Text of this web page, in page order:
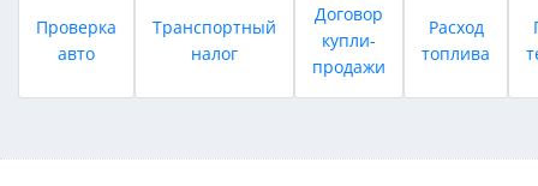
Проверка
авто
Транспортный
налог
Договор
купли-
продажи
Расход
топлива